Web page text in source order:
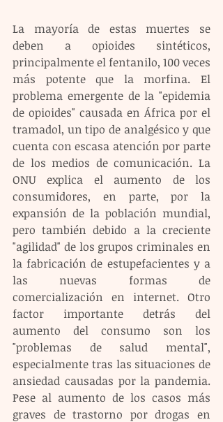
La mayoría de estas muertes se
deben a opioides sintéticos,
principalmente el fentanilo, 100 veces
más potente que la morfina. El
problema emergente de la "epidemia
de opioides" causada en África por el
tramadol, un tipo de analgésico y que
cuenta con escasa atención por parte
de los medios de comunicación. La
ONU explica el aumento de los
consumidores, en parte, por la
expansión de la población mundial,
pero también debido a la creciente
"agilidad" de los grupos criminales en
la fabricación de estupefacientes y a
las nuevas formas de
comercialización en internet. Otro
factor importante detrás del
aumento del consumo son los
"problemas de salud mental",
especialmente tras las situaciones de
ansiedad causadas por la pandemia.
Pese al aumento de los casos más
graves de trastorno por drogas en